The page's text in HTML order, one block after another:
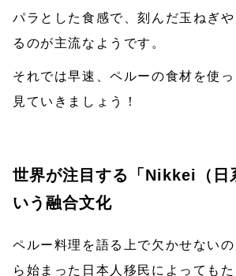
パラとした食感で、刻んだ玉ねぎ
るのが主流なようです。
それでは早速、ペルーの食材を使
見ていきましょう！
世界が注目する「Nikkei（日
いう融合文化
ペルー料理を語る上で欠かせない
ら始まった日本人移民によってもた